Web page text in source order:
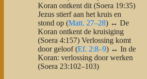
Koran ontkent dit (Soera 19:35)
Jezus stierfaan het kruis en
stond op (Matt. 27–28) ↔ De
Koran ontkent de kruisiging
(Soera 4:157) Verlossing komt
door geloof (Ef. 2:8–9) ↔ In de
Koran: verlossing door werken
(Soera 23:102–103)